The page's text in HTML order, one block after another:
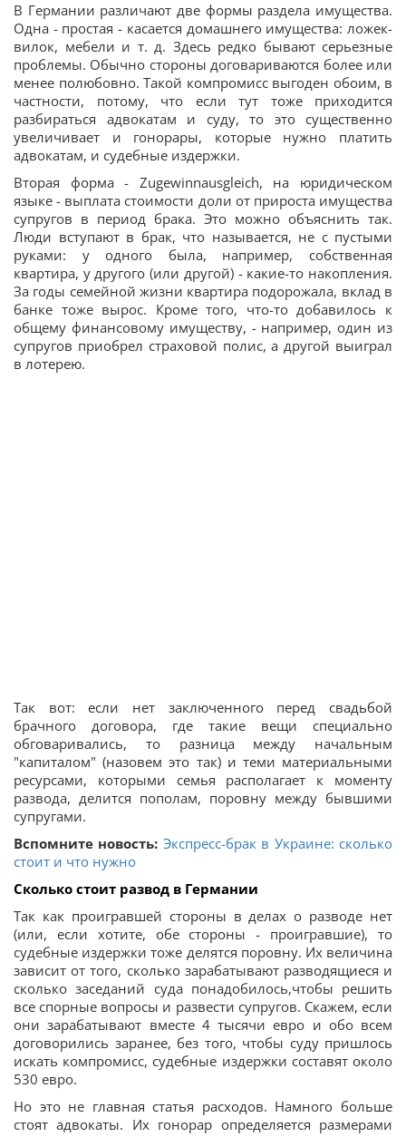
В Германии различают две формы раздела имущества.
Одна - простая - касается домашнего имущества: ложек-
вилок, мебели и т. д. Здесь редко бывают серьезные
проблемы. Обычно стороны договариваются более или
менее полюбовно. Такой компромисс выгоден обоим, в
частности, потому, что если тут тоже приходится
разбираться адвокатам и суду, то это существенно
увеличивает и гонорары, которые нужно платить
адвокатам, и судебные издержки.
Вторая форма - Zugewinnausgleich, на юридическом
языке - выплата стоимости доли от прироста имущества
супругов в период брака. Это можно объяснить так.
Люди вступают в брак, что называется, не с пустыми
руками: у одного была, например, собственная
квартира, у другого (или другой) - какие-то накопления.
За годы семейной жизни квартира подорожала, вклад в
банке тоже вырос. Кроме того, что-то добавилось к
общему финансовому имуществу, - например, один из
супругов приобрел страховой полис, а другой выиграл
в лотерею.
Так вот: если нет заключенного перед свадьбой
брачного договора, где такие вещи специально
обговаривались, то разница между начальным
"капиталом" (назовем это так) и теми материальными
ресурсами, которыми семья располагает к моменту
развода, делится пополам, поровну между бывшими
супругами.
Вспомните новость: Экспресс-брак в Украине: сколько
стоит и что нужно
Сколько стоит развод в Германии
Так как проигравшей стороны в делах о разводе нет
(или, если хотите, обе стороны - проигравшие), то
судебные издержки тоже делятся поровну. Их величина
зависит от того, сколько зарабатывают разводящиеся и
сколько заседаний суда понадобилось,чтобы решить
все спорные вопросы и развести супругов. Скажем, если
они зарабатывают вместе 4 тысячи евро и обо всем
договорились заранее, без того, чтобы суду пришлось
искать компромисс, судебные издержки составят около
530 евро.
Но это не главная статья расходов. Намного больше
стоят адвокаты. Их гонорар определяется размерами